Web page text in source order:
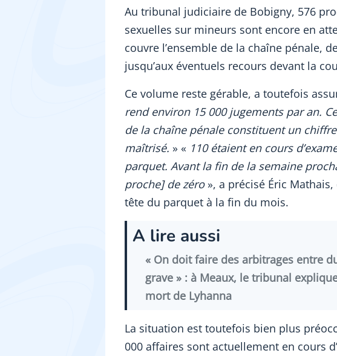
Au tribunal judiciaire de Bobigny, 576
sexuelles sur mineurs sont encore en
couvre l’ensemble de la chaîne pénale,
jusqu’aux éventuels recours devant la
Ce volume reste gérable, a toutefois
rend environ 15 000 jugements par an.
de la chaîne pénale constituent un
maîtrisé. » « 110 étaient en cours
parquet. Avant la fin de la semaine
proche] de zéro», a précisé Éric
tête du parquet à la fin du mois.
A lire aussi
« On doit faire des arbitrages entre
grave » : à Meaux, le tribunal
mort de Lyhanna
La situation est toutefois bien plus
000 affaires sont actuellement en cours